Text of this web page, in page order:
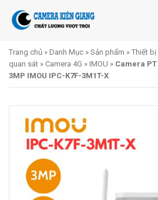
Trang chủ » Danh Mục » Sản phẩm » Thiết bị
quan sát » Camera 4G » IMOU » Camera
3MP IMOU IPC-K7F-3M1T-X